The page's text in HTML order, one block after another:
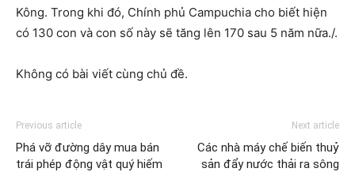
Kông. Trong khi đó, Chính phủ Campuchia cho biết hiện
có 130 con và con số này sẽ tăng lên 170 sau 5 năm nữa./.
Không có bài viết cùng chủ đề.
Previous article
Phá vỡ đường dây mua bán
trái phép động vật quý hiếm
Next article
Các nhà máy chế biến thuỷ
sản đẩy nước thải ra sông